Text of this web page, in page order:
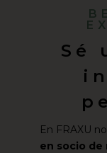
Sé
En FRAXU
en socio de